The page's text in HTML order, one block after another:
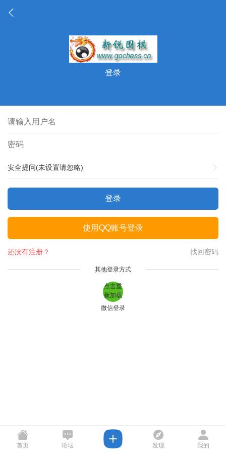
登录
安全提问(未设置请忽略)
登录
使用QQ账号登录
找回密码
还没有注册？
其他登录方式
点击重
新加载
微信登录
首页 论坛 发现 我的